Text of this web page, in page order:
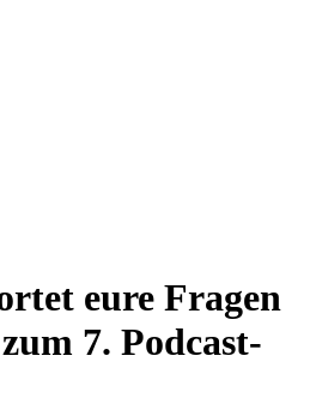
eure Fragen
7. Podcast-